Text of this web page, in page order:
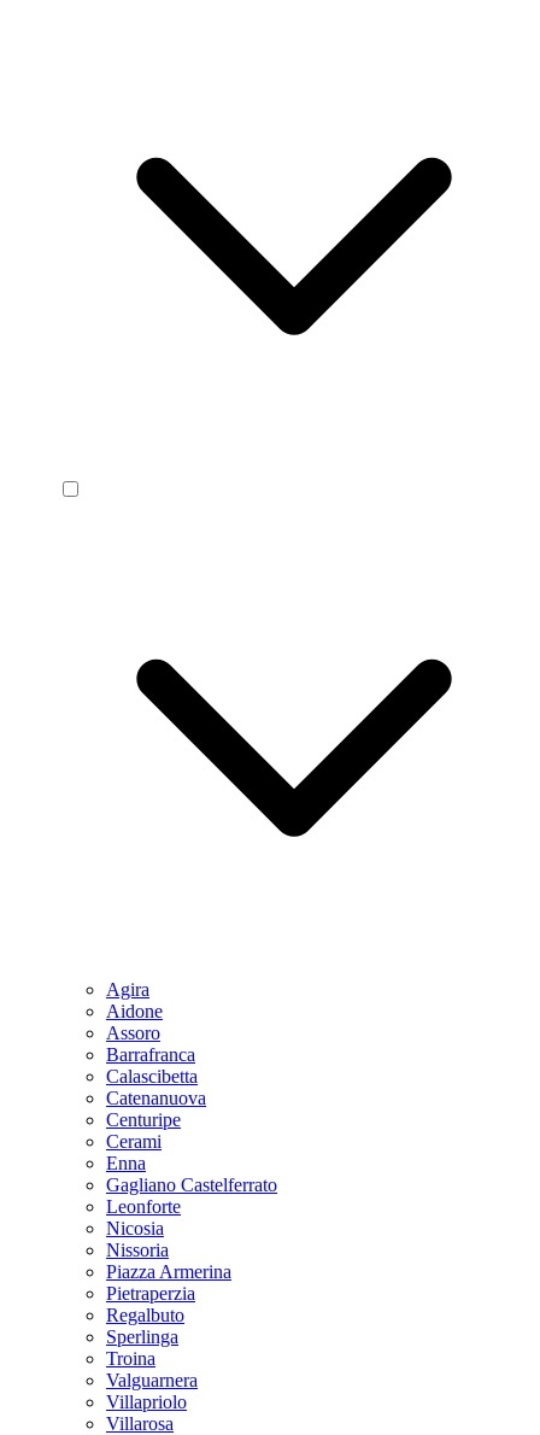
Agira
Aidone
Assoro
Barrafranca
Calascibetta
Catenanuova
Centuripe
Cerami
Enna
Gagliano Castelferrato
Leonforte
Nicosia
Nissoria
Piazza Armerina
Pietraperzia
Regalbuto
Sperlinga
Troina
Valguarnera
Villapriolo
Villarosa